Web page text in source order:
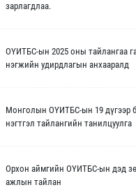
зарлагдлаа.
ОҮИТБС-ын 2025 оны тайлангаа
нэгжийн удирдлагын анхааралд
Монголын ОҮИТБС-ын 19 дүгээр
нэгтгэл тайлангийн танилцуулга
Орхон аймгийн ОҮИТБС-ын дэд
ажлын тайлан